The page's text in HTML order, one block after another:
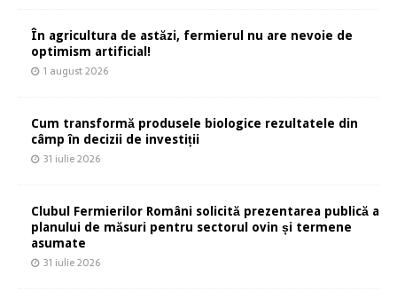
În agricultura de astăzi, fermierul nu are nevoie de
optimism artificial!
1 august 2026
Cum transformă produsele biologice rezultatele din
câmp în decizii de investiții
31 iulie 2026
Clubul Fermierilor Români solicită prezentarea publică a
planului de măsuri pentru sectorul ovin și termene
asumate
31 iulie 2026